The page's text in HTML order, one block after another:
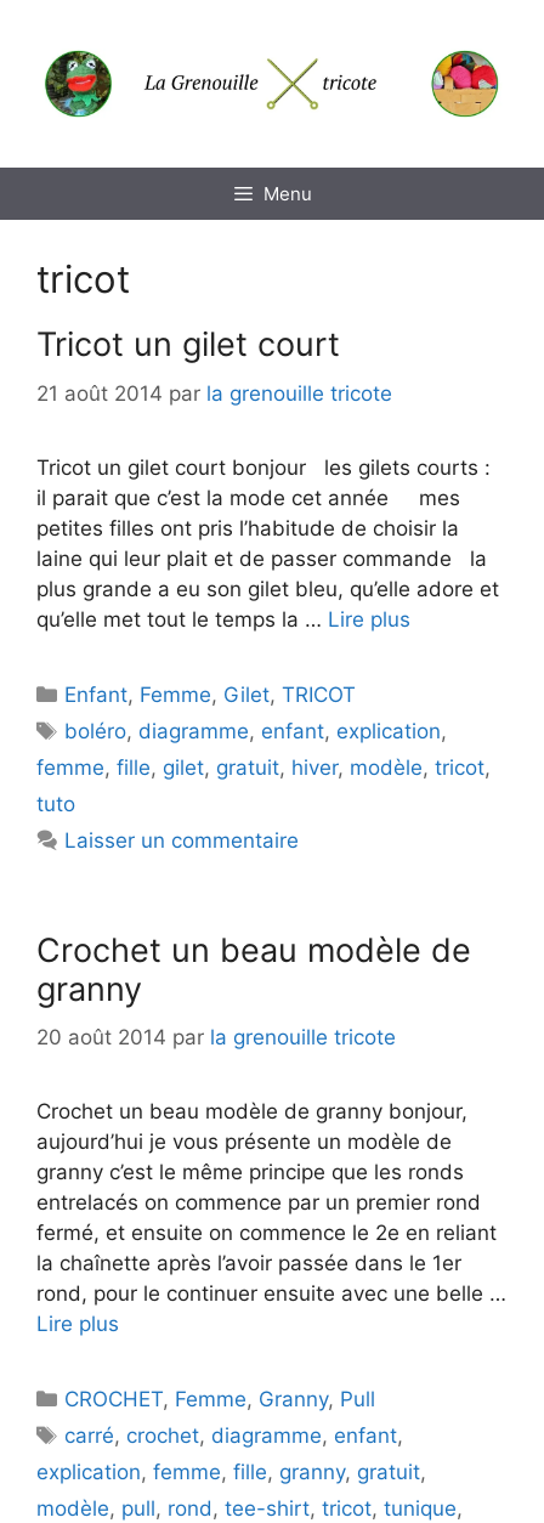
contenu
Menu
tricot
Tricot un gilet court
21 août 2014 par la grenouille tricote
Tricot un gilet court bonjour les gilets courts :
il parait que c’est la mode cet année mes
petites filles ont pris l’habitude de choisir la
laine qui leur plait et de passer commande la
plus grande a eu son gilet bleu, qu’elle adore et
qu’elle met tout le temps la … Lire plus
Catégories
Enfant, Femme, Gilet,TRICOT
Étiquettes
boléro, diagramme, enfant, explication,
femme, fille, gilet, gratuit, hiver, modèle, tricot,
tuto
Laisser un commentaire
Crochet un beau modèle de
granny
20 août 2014 par la grenouille tricote
Crochet un beau modèle de granny bonjour,
aujourd’hui je vous présente un modèle de
granny c’est le même principe que les ronds
entrelacés on commence par un premier rond
fermé, et ensuite on commence le 2e en reliant
la chaînette après l’avoir passée dans le 1er
rond, pour le continuer ensuite avec une belle …
Lire plus
Catégories
CROCHET, Femme, Granny, Pull
Étiquettes
carré, crochet, diagramme, enfant,
explication, femme, fille, granny, gratuit,
modèle, pull, rond, tee-shirt, tricot, tunique,